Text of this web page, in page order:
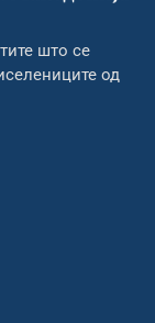
што се
од